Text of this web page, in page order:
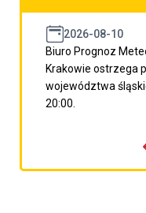
2026-08-10
Biuro Prognoz
Krakowie ostrzega
województwa
20:00.
porzpedniego